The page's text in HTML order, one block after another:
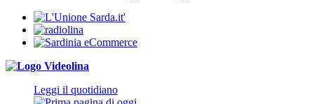
Leggi il quotidiano